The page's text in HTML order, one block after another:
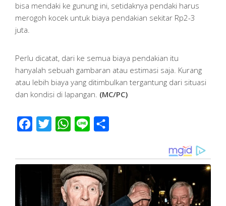
bisa mendaki ke gunung ini, setidaknya pendaki harus
merogoh kocek untuk biaya pendakian sekitar Rp2-3
juta.
Perlu dicatat, dari ke semua biaya pendakian itu
hanyalah sebuah gambaran atau estimasi saja. Kurang
atau lebih biaya yang ditimbulkan tergantung dari situasi
dan kondisi di lapangan. (MC/PC)
Facebook
Twitter WhatsApp
Line